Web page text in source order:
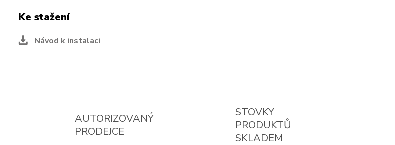
Ke stažení
Návod k instalaci
AUTORIZOVANÝ
PRODEJCE
STOVKY
PRODUKTŮ
SKLADEM